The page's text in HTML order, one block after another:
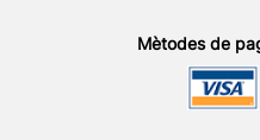
Mètodes de